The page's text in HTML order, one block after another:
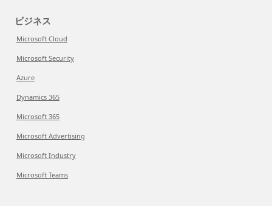
ビジネス
Microsoft Cloud
Microsoft Security
Azure
Dynamics 365
Microsoft 365
Microsoft Advertising
Microsoft Industry
Microsoft Teams